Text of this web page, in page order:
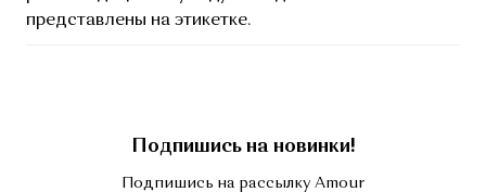
представлены на этикетке.
Подпишись на новинки!
Подпишись на рассылку Amour